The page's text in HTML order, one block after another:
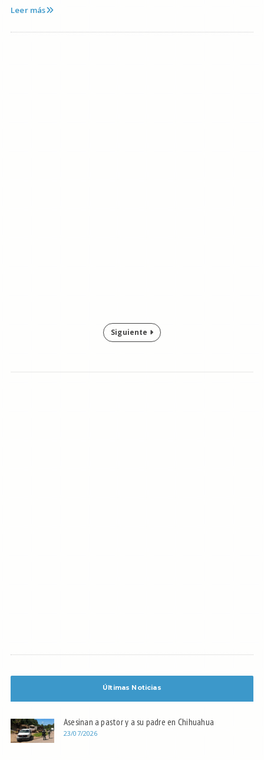
Leer más
Siguiente
Últimas Noticias
Asesinan a pastor y a su padre en Chihuahua
23/07/2026